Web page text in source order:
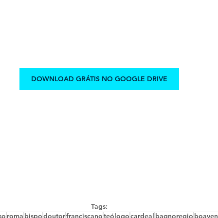
DOWNLOAD GRÁTIS NO GOOGLE DRIVE
Tags:
roma bispodoutorfranciscanoteólogocardeal bagnoregio